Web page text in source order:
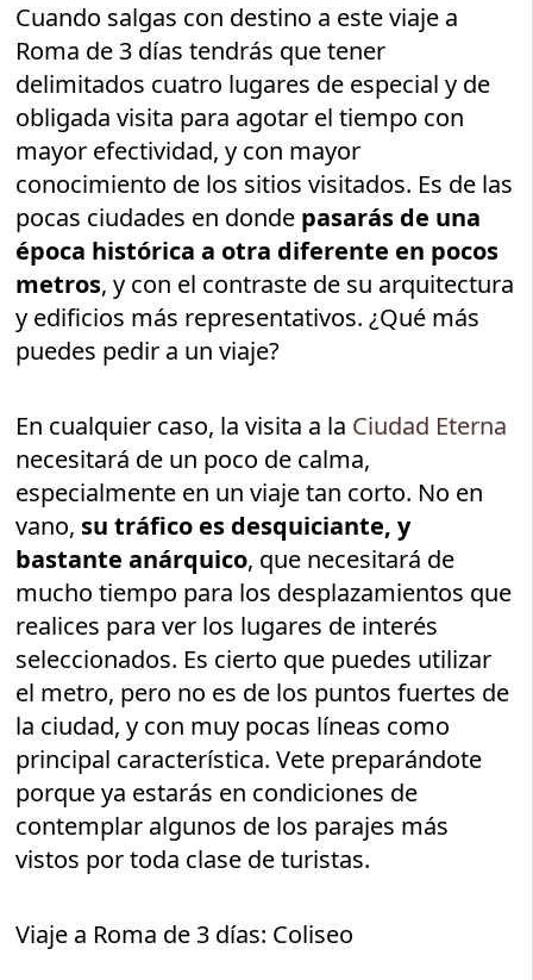
Cuando salgas con destino a este viaje a
Roma de 3 días tendrás que tener
delimitados cuatro lugares de especial y de
obligada visita para agotar el tiempo con
mayor efectividad, y con mayor
conocimiento de los sitios visitados. Es de las
pocas ciudades en donde pasarás de una
época histórica a otra diferente en pocos
metros, y con el contraste de su arquitectura
y edificios más representativos. ¿Qué más
puedes pedir a un viaje?
En cualquier caso, la visita a la Ciudad Eterna
necesitará de un poco de calma,
especialmente en un viaje tan corto. No en
vano, su tráfico es desquiciante, y
bastante anárquico, que necesitará de
mucho tiempo para los desplazamientos que
realices para ver los lugares de interés
seleccionados. Es cierto que puedes utilizar
el metro, pero no es de los puntos fuertes de
la ciudad, y con muy pocas líneas como
principal característica. Vete preparándote
porque ya estarás en condiciones de
contemplar algunos de los parajes más
vistos por toda clase de turistas.
Viaje a Roma de 3 días: Coliseo